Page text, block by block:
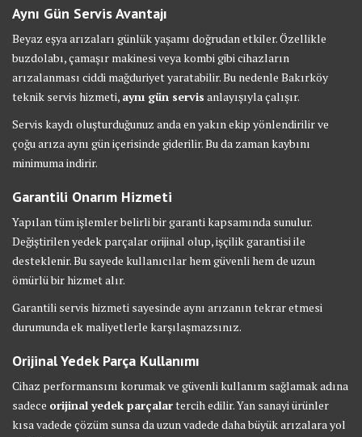
Aynı Gün Servis Avantajı
Beyaz eşya arızaları günlük yaşamı doğrudan etkiler. Özellikle
buzdolabı, çamaşır makinesi veya kombi gibi cihazların
arızalanması ciddi mağduriyet yaratabilir. Bu nedenle Bakırköy
teknik servis hizmeti, aynı gün servis anlayışıyla çalışır.
Servis kaydı oluşturduğunuz anda en yakın ekip yönlendirilir ve
çoğu arıza aynı gün içerisinde giderilir. Bu da zaman kaybını
minimuma indirir.
Garantili Onarım Hizmeti
Yapılan tüm işlemler belirli bir garanti kapsamında sunulur.
Değiştirilen yedek parçalar orijinal olup, işçilik garantisi ile
desteklenir. Bu sayede kullanıcılar hem güvenli hem de uzun
ömürlü bir hizmet alır.
Garantili servis hizmeti sayesinde aynı arızanın tekrar etmesi
durumunda ek maliyetlerle karşılaşmazsınız.
Orijinal Yedek Parça Kullanımı
Cihaz performansını korumak ve güvenli kullanım sağlamak adına
sadece orijinal yedek parçalartercih edilir. Yan sanayi ürünler
kısa vadede çözüm sunsa da uzun vadede daha büyük arızalara yol